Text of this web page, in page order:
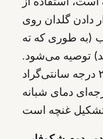
دادن گلدان روی
(به طوری که ته
توصیه می‌شود.
دمای مطلوب روزانه ۱۸ تا ۲۴ درجه سانتی‌گراد
کاهش ۱۰ تا ۱۵ درجه‌ای دمای شبانه